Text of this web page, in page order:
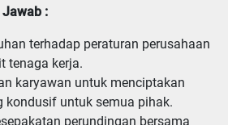
:
terhadap peraturan perusahaan
tenaga kerja.
karyawan untuk menciptakan
kondusif untuk semua pihak.
perundingan bersama